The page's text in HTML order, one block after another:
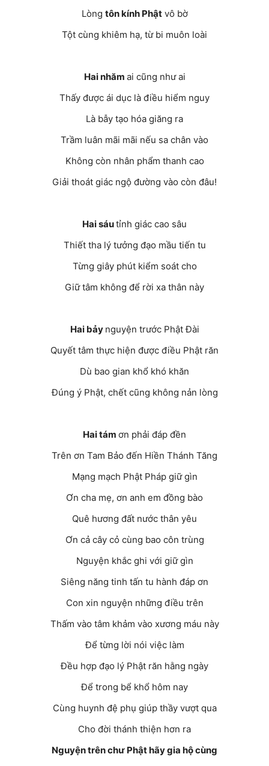
Lòng tôn kính Phậtvô bờ
Tột cùng khiêm hạ, từ bi muôn loài
Hai nhăm ai cũng như ai
Thấy được ái dục là điều hiểm nguy
Là bẫy tạo hóa giăng ra
Trầm luân mãi mãi nếu sa chân vào
Không còn nhân phẩm thanh cao
Giải thoát giác ngộ đường vào còn đâu!
Hai sáutỉnh giác cao sâu
Thiết tha lý tưởng đạo mầu tiến tu
Từng giây phút kiểm soát cho
Giữ tâm không để rời xa thân này
Hai bảy nguyện trước Phật Đài
Quyết tâm thực hiện được điều Phật răn
Dù bao gian khổ khó khăn
Đúng ý Phật, chết cũng không nản lòng
Hai tám ơn phải đáp đền
Trên ơn Tam Bảo đến Hiền Thánh Tăng
Mạng mạch Phật Pháp giữ gìn
Ơn cha mẹ, ơn anh em đồng bào
Quê hương đất nước thân yêu
Ơn cả cây cỏ cùng bao côn trùng
Nguyện khắc ghi với giữ gìn
Siêng năng tinh tấn tu hành đáp ơn
Con xin nguyện những điều trên
Thấm vào tâm khảm vào xương máu này
Để từng lời nói việc làm
Đều hợp đạo lý Phật răn hằng ngày
Để trong bể khổ hôm nay
Cùng huynh đệ phụ giúp thầy vượt qua
Cho đời thánh thiện hơn ra
Nguyện trên chư Phật hãy gia hộ cùng